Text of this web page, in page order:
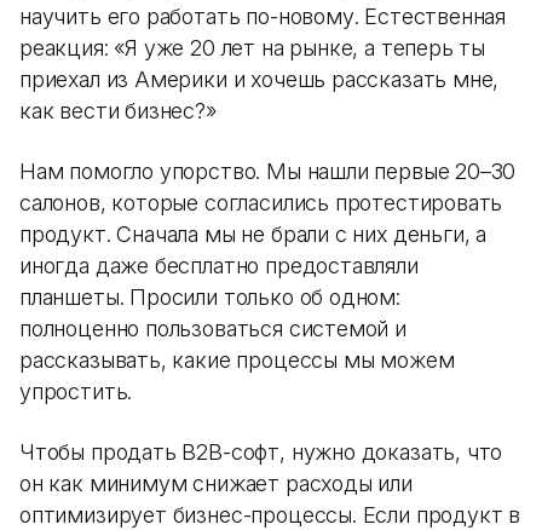
научить его работать по-новому. Естественная
реакция: «Я уже 20 лет на рынке, а теперь ты
приехал из Америки и хочешь рассказать мне,
как вести бизнес?»
Нам помогло упорство. Мы нашли первые 20–30
салонов, которые согласились протестировать
продукт. Сначала мы не брали с них деньги, а
иногда даже бесплатно предоставляли
планшеты. Просили только об одном:
полноценно пользоваться системой и
рассказывать, какие процессы мы можем
упростить.
Чтобы продать B2B-софт, нужно доказать, что
он как минимум снижает расходы или
оптимизирует бизнес-процессы. Если продукт в